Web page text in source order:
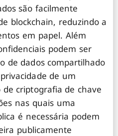
são facilmente
blockchain, reduzindo a
em papel. Além
podem ser
de dados compartilhado
de um
criptografia de chave
nas quais uma
é necessária podem
publicamente